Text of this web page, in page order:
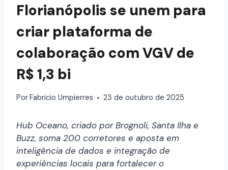
Florianópolis se unem para
criar plataforma de
colaboração com VGV de
R$ 1,3 bi
PorFabricio Umpierres 23 de outubro de 2025
Hub Oceano, criado por Brognoli, Santa Ilha e
Buzz, soma 200 corretores e aposta em
inteligência de dados e integração de
experiências locais para fortalecer o